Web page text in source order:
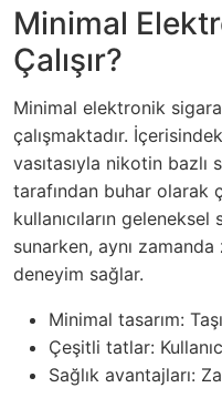
Minimal
Çalışır?
Minimal elektronik
çalışmaktadır.
vasıtasıyla nikotin bazlı
tarafından buhar olarak
kullanıcıların geleneksel
sunarken, aynı
deneyim sağlar.
Minimal tasarım:
Çeşitli tatlar:
Sağlık avantajları: